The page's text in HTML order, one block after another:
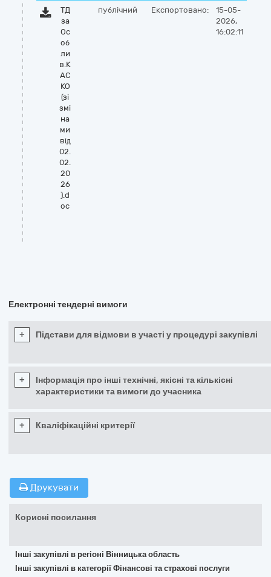
ТД
за
Ос
об
ли
в.К
АС
КО
(зі
змі
на
ми
від
02.
02.
20
26
).d
oc
публічний Експортовано:
15-05-
2026,
16:02:11
Електронні тендерні вимоги
+ Підстави для відмови в участі у процедурі закупівлі
+
Інформація про інші технічні, якісні та кількісні
характеристики та вимоги до учасника
+ Кваліфікаційні критерії
Друкувати
Корисні посилання
Інші закупівлі в регіоні Вінницька область
Інші закупівлі в категорії Фінансові та страхові послуги